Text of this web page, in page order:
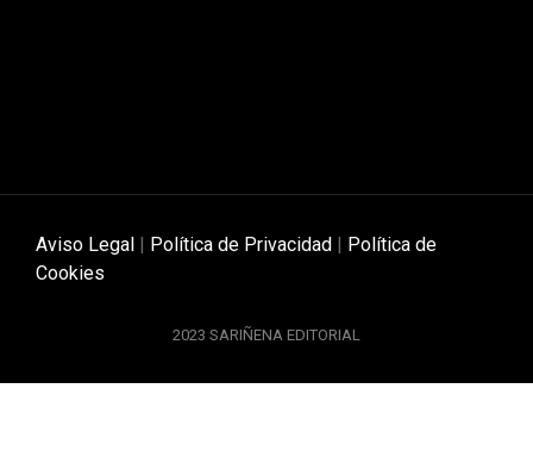
2023 SARIÑENA EDITORIAL
Aviso Legal Política de Privacidad
Política de
Cookies